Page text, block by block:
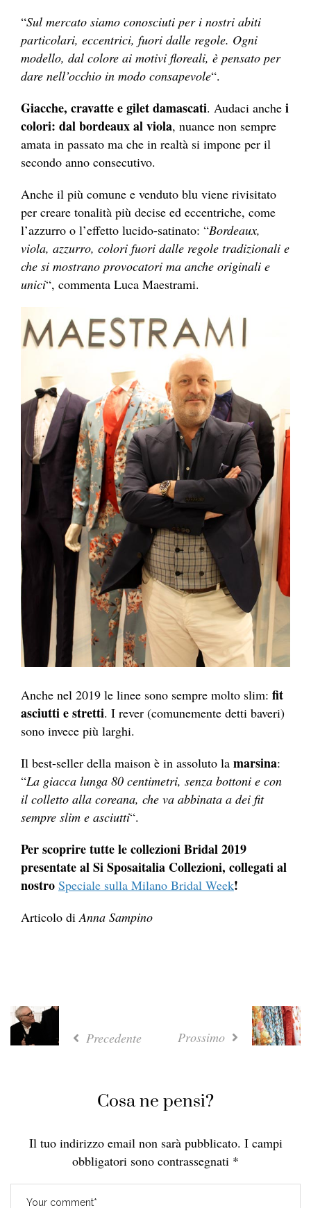
“Sul mercato siamo conosciuti per i nostri abiti
particolari, eccentrici, fuori dalle regole. Ogni
modello, dal colore ai motivi floreali, è pensato per
dare nell’occhio in modo consapevole“.
Giacche, cravatte e gilet damascati. Audaci anche i
colori: dal bordeaux al viola, nuance non sempre
amata in passato ma che in realtà si impone per il
secondo anno consecutivo.
Anche il più comune e venduto blu viene rivisitato
per creare tonalità più decise ed eccentriche, come
l’azzurro o l’effetto lucido-satinato: “Bordeaux,
viola, azzurro, colori fuori dalle regole tradizionali e
che si mostrano provocatori ma anche originali e
unici“, commenta Luca Maestrami.
Anche nel 2019 le linee sono sempre molto slim: fit
asciutti e stretti. I rever (comunemente detti baveri)
sono invece più larghi.
Il best-seller della maison è in assoluto la marsina:
“La giacca lunga 80 centimetri, senza bottoni e con
il colletto alla coreana, che va abbinata a dei fit
sempre slim e asciutti“.
Per scoprire tutte le collezioni Bridal 2019
presentate al Si Sposaitalia Collezioni, collegati al
nostro Speciale sulla Milano Bridal Week!
Articolo di Anna Sampino
Precedente Prossimo
Cosa ne pensi?
Il tuo indirizzo email non sarà pubblicato. I campi
obbligatori sono contrassegnati *